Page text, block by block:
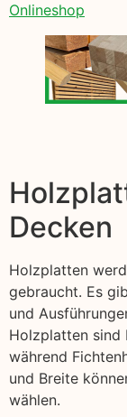
Onlineshop
Decken
Holzplatten
gebraucht. Es
und
Holzplatten sind
während
und Breite
wählen.